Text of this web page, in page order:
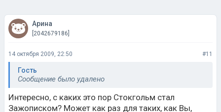
Арина
[2042679186]
14 октября 2009, 22:50 #11
Гость
Сообщение было удалено
Интересно, с каких это пор Стокгольм стал
Зажописком? Может как раз для таких, как Вы,